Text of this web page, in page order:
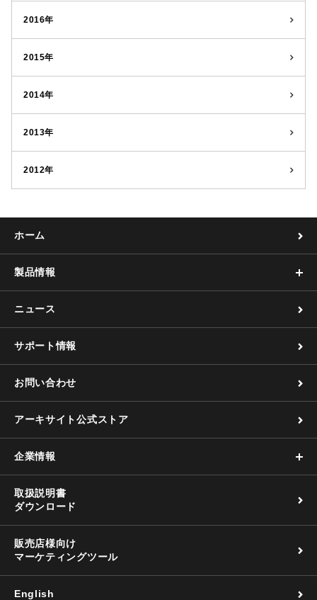
2016年
2015年
2014年
2013年
2012年
ホーム
製品情報
ニュース
サポート情報
お問い合わせ
アーキサイト公式ストア
企業情報
取扱説明書
ダウンロード
販売店様向け
マーケティングツール
English